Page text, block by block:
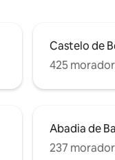
Castelo de
425
Abadia de
237